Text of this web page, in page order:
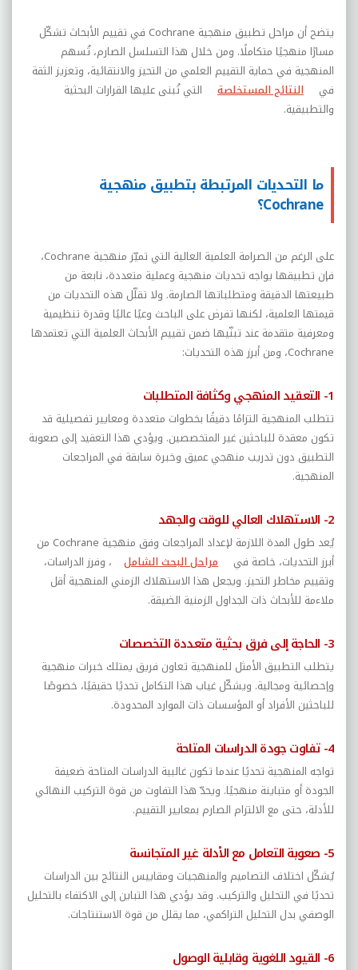
يتضح أن مراحل تطبيق منهجية Cochrane في تقييم الأبحاث تشكّل
مسارًا منهجيًا متكاملًا. ومن خلال هذا التسلسل الصارم، تُسهم
المنهجية في حماية التقييم العلمي من التحيز والانتقائية، وتعزيز الثقة
في
النتائج المستخلصة
التي تُبنى عليها القرارات البحثية
والتطبيقية.
ما التحديات المرتبطة بتطبيق منهجية
Cochrane؟
على الرغم من الصرامة العلمية العالية التي تميّز منهجية Cochrane،
فإن تطبيقها يواجه تحديات منهجية وعملية متعددة، نابعة من
طبيعتها الدقيقة ومتطلباتها الصارمة. ولا تقلّل هذه التحديات من
قيمتها العلمية، لكنها تفرض على الباحث وعيًا عاليًا وقدرة تنظيمية
ومعرفية متقدمة عند تبنّيها ضمن تقييم الأبحاث العلمية التي تعتمدها
Cochrane، ومن أبرز هذه التحديات:
1- التعقيد المنهجي وكثافة المتطلبات
تتطلب المنهجية التزامًا دقيقًا بخطوات متعددة ومعايير تفصيلية قد
تكون معقدة للباحثين غير المتخصصين. ويؤدي هذا التعقيد إلى صعوبة
التطبيق دون تدريب منهجي عميق وخبرة سابقة في المراجعات
المنهجية.
2- الاستهلاك العالي للوقت والجهد
يُعد طول المدة اللازمة لإعداد المراجعات وفق منهجية Cochrane من
أبرز التحديات، خاصة في
مراحل البحث الشامل
، وفرز الدراسات،
وتقييم مخاطر التحيز. ويجعل هذا الاستهلاك الزمني المنهجية أقل
ملاءمة للأبحاث ذات الجداول الزمنية الضيقة.
3- الحاجة إلى فرق بحثية متعددة التخصصات
يتطلب التطبيق الأمثل للمنهجية تعاون فريق يمتلك خبرات منهجية
وإحصائية ومجالية. ويشكّل غياب هذا التكامل تحديًا حقيقيًا، خصوصًا
للباحثين الأفراد أو المؤسسات ذات الموارد المحدودة.
4- تفاوت جودة الدراسات المتاحة
تواجه المنهجية تحديًا عندما تكون غالبية الدراسات المتاحة ضعيفة
الجودة أو متباينة منهجيًا. ويحدّ هذا التفاوت من قوة التركيب النهائي
للأدلة، حتى مع الالتزام الصارم بمعايير التقييم.
5- صعوبة التعامل مع الأدلة غير المتجانسة
يُشكّل اختلاف التصاميم والمنهجيات ومقاييس النتائج بين الدراسات
تحديًا في التحليل والتركيب. وقد يؤدي هذا التباين إلى الاكتفاء بالتحليل
الوصفي بدل التحليل التراكمي، مما يقلل من قوة الاستنتاجات.
6- القيود اللغوية وقابلية الوصول